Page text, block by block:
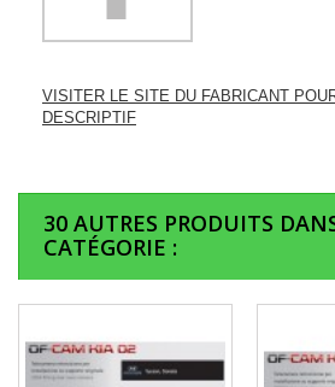
VISITER LE SITE DU FABRICANT
DESCRIPTIF
30 AUTRES PRODUITS
CATÉGORIE :